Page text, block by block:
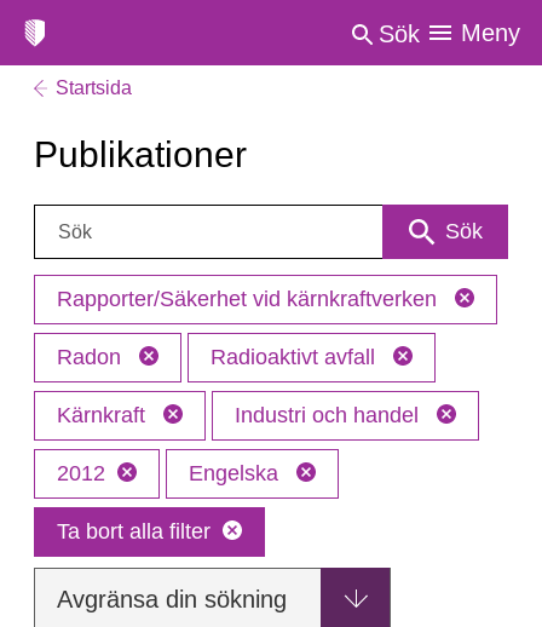
Sök Meny
Startsida
Publikationer
Sök: Sök
Rapporter/Säkerhet vid kärnkraftverken
Radon Radioaktivt avfall
Kärnkraft Industri och handel
2012 Engelska
Ta bort alla filter
Avgränsa din sökning